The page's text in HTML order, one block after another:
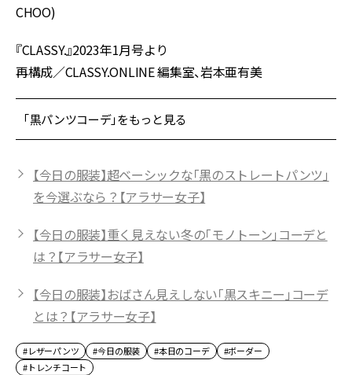
CHOO)
『CLASSY.』2023年1月号より
再構成／CLASSY.ONLINE 編集室、岩本亜有美
「黒パンツコーデ」をもっと見る
【今日の服装】超ベーシックな「黒のストレートパンツ」
を今選ぶなら？【アラサー女子】
【今日の服装】重く見えない冬の「モノトーン」コーデと
は？【アラサー女子】
【今日の服装】おばさん見えしない「黒スキニー」コーデ
とは？【アラサー女子】
#レザーパンツ #今日の服装 #本日のコーデ
#ボーダー
#トレンチコート